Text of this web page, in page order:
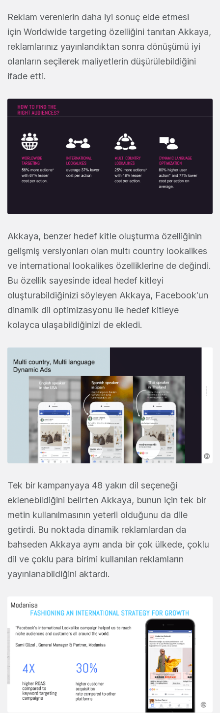
Reklam verenlerin daha iyi sonuç elde etmesi
için Worldwide targeting özelliğini tanıtan Akkaya,
reklamlarınız yayınlandıktan sonra dönüşümü iyi
olanların seçilerek maliyetlerin düşürülebildiğini
ifade etti.
Akkaya, benzer hedef kitle oluşturma özelliğinin
gelişmiş versiyonları olan multı country lookalikes
ve international lookalikes özelliklerine de değindi.
Bu özellik sayesinde ideal hedef kitleyi
oluşturabildiğinizi söyleyen Akkaya, Facebook'un
dinamik dil optimizasyonu ile hedef kitleye
kolayca ulaşabildiğinizi de ekledi.
Tek bir kampanyaya 48 yakın dil seçeneği
eklenebildiğini belirten Akkaya, bunun için tek bir
metin kullanılmasının yeterli olduğunu da dile
getirdi. Bu noktada dinamik reklamlardan da
bahseden Akkaya aynı anda bir çok ülkede, çoklu
dil ve çoklu para birimi kullanılan reklamların
yayınlanabildiğini aktardı.